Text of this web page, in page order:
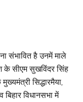
संभावित है उनमें माले
के सीएम सुखविंदर सिंह
सिद्धारमैया,
बिहार विधानसभा में